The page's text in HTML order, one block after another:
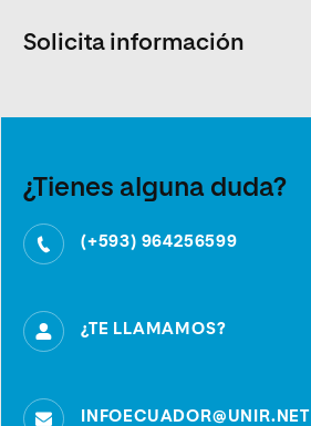
Solicita información
¿Tienes alguna duda?
(+593) 964256599
¿TE LLAMAMOS?
INFOECUADOR@UNIR.NET